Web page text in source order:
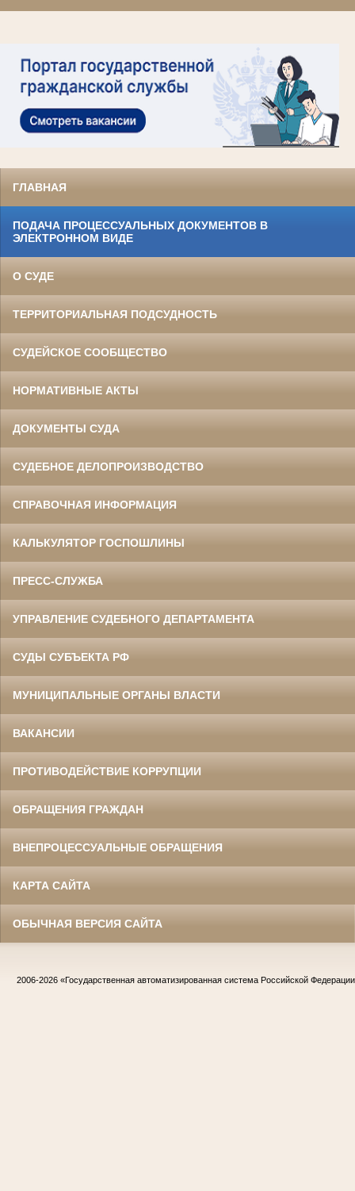
ГЛАВНАЯ
ПОДАЧА ПРОЦЕССУАЛЬНЫХ ДОКУМЕНТОВ В
ЭЛЕКТРОННОМ ВИДЕ
О СУДЕ
ТЕРРИТОРИАЛЬНАЯ ПОДСУДНОСТЬ
СУДЕЙСКОЕ СООБЩЕСТВО
НОРМАТИВНЫЕ АКТЫ
ДОКУМЕНТЫ СУДА
СУДЕБНОЕ ДЕЛОПРОИЗВОДСТВО
СПРАВОЧНАЯ ИНФОРМАЦИЯ
КАЛЬКУЛЯТОР ГОСПОШЛИНЫ
ПРЕСС-СЛУЖБА
УПРАВЛЕНИЕ СУДЕБНОГО ДЕПАРТАМЕНТА
СУДЫ СУБЪЕКТА РФ
МУНИЦИПАЛЬНЫЕ ОРГАНЫ ВЛАСТИ
ВАКАНСИИ
ПРОТИВОДЕЙСТВИЕ КОРРУПЦИИ
ОБРАЩЕНИЯ ГРАЖДАН
ВНЕПРОЦЕССУАЛЬНЫЕ ОБРАЩЕНИЯ
КАРТА САЙТА
ОБЫЧНАЯ ВЕРСИЯ САЙТА
2006-2026 «Государственная автоматизированная система Российской